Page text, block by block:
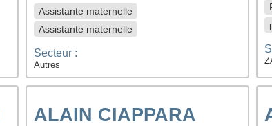
Assistante maternelle
Assistante maternelle
Secteur :
Autres
ALAIN CIAPPARA